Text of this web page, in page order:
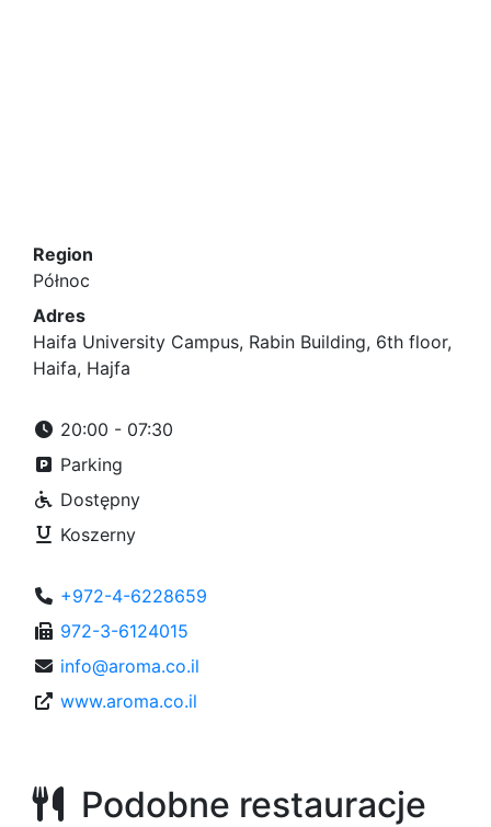
Region
Północ
Adres
Haifa University Campus, Rabin Building, 6th floor,
Haifa, Hajfa
20:00 - 07:30
Parking
Dostępny
Koszerny
+972-4-6228659
972-3-6124015
info@aroma.co.il
www.aroma.co.il
Podobne restauracje